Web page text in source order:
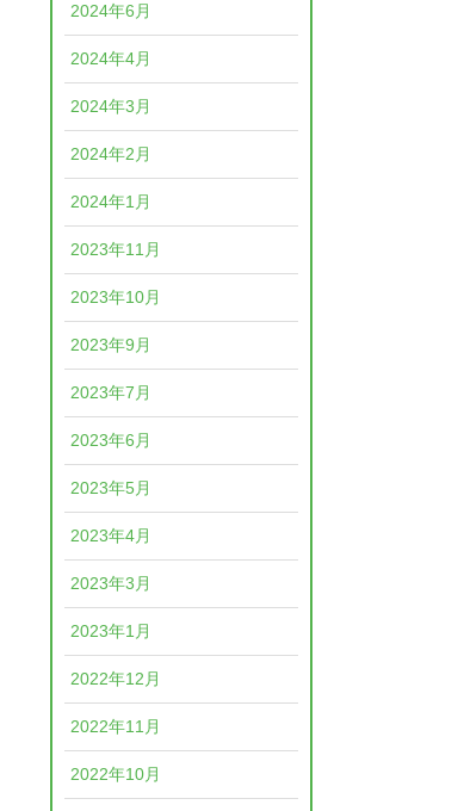
2024年6月
2024年4月
2024年3月
2024年2月
2024年1月
2023年11月
2023年10月
2023年9月
2023年7月
2023年6月
2023年5月
2023年4月
2023年3月
2023年1月
2022年12月
2022年11月
2022年10月